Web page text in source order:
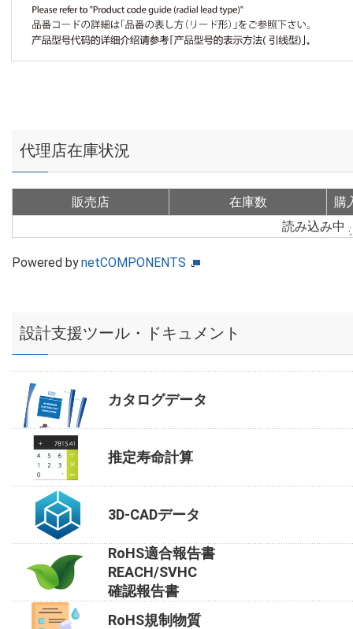
代理店在庫状況
販売店 在庫数
購
読み込み中
Powered bynetCOMPONENTS
設計支援ツール・ドキュメント
カタログデータ
推定寿命計算
3D-CADデータ
RoHS適合報告書
REACH/SVHC
確認報告書
RoHS規制物質